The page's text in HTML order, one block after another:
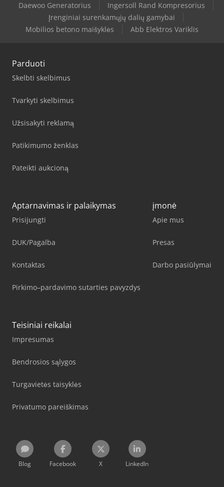
Daewoo Generatorius
Ingersoll Rand Kompresorius
Įrenginiai surenkamųjų dalių gamybai
Mobilios betono maišyklės
Abb Elektros Variklis
Parduoti
Skelbti skelbimus
Tvarkyti skelbimus
Užsisakyti reklamą
Patikimumo ženklas
Pateikti aukcioną
Aptarnavimas ir palaikymas
Prisijungti
DUK/Pagalba
Kontaktas
Pirkimo–pardavimo sutarties pavyzdys
įmonė
Apie mus
Presas
Darbo pasiūlymai
Teisiniai reikalai
Impresumas
Bendrosios sąlygos
Turgavietės taisyklės
Privatumo pareiškimas
Blog Facebook X LinkedIn